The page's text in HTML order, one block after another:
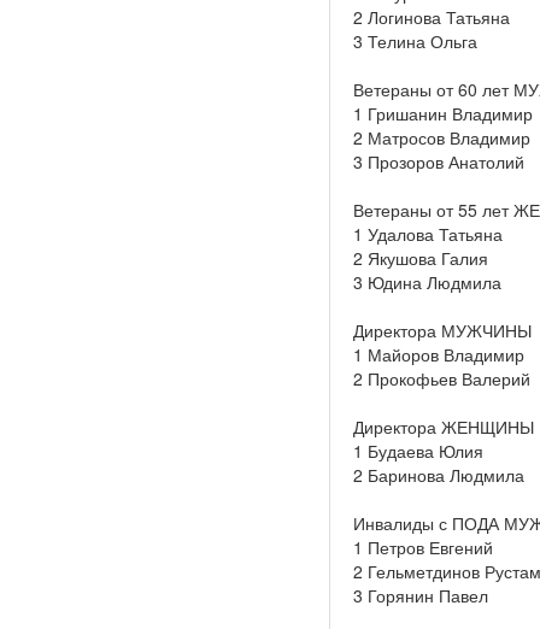
2 Логинова Татьяна
3 Телина Ольга
Ветераны от 60 лет
1 Гришанин Владимир
2 Матросов Владимир
3 Прозоров Анатолий
Ветераны от 55 лет
1 Удалова Татьяна
2 Якушова Галия
3 Юдина Людмила
Директора МУЖЧИНЫ
1 Майоров Владимир
2 Прокофьев Валерий
Директора ЖЕНЩИНЫ
1 Будаева Юлия
2 Баринова Людмила
Инвалиды с ПОДА
1 Петров Евгений
2 Гельметдинов Рустам
3 Горянин Павел